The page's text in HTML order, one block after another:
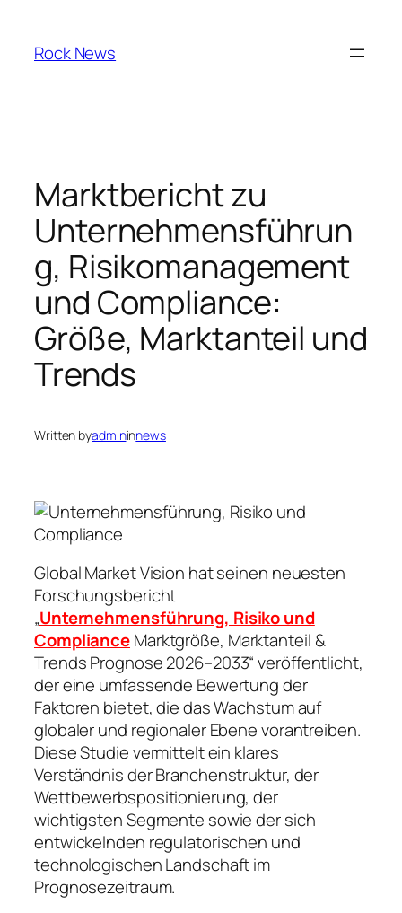
content
Rock News
Marktbericht zu
Unternehmensführun
g, Risikomanagement
und Compliance:
Größe, Marktanteil und
Trends
Written byadmininnews
Global Market Vision hat seinen neuesten
Forschungsbericht
„Unternehmensführung, Risiko und
ComplianceMarktgröße, Marktanteil &
Trends Prognose 2026–2033“ veröffentlicht,
der eine umfassende Bewertung der
Faktoren bietet, die das Wachstum auf
globaler und regionaler Ebene vorantreiben.
Diese Studie vermittelt ein klares
Verständnis der Branchenstruktur, der
Wettbewerbspositionierung, der
wichtigsten Segmente sowie der sich
entwickelnden regulatorischen und
technologischen Landschaft im
Prognosezeitraum.